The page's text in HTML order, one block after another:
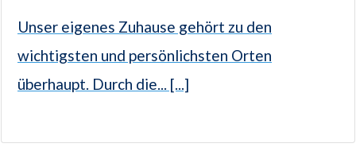
Unser eigenes Zuhause gehört zu den
wichtigsten und persönlichsten Orten
überhaupt. Durch die... [...]